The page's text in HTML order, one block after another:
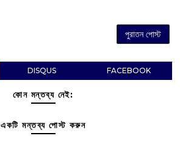
পুরাতন পোস্ট
DISQUS FACEBOOK
কোন মন্তব্য নেই:
একটি মন্তব্য পোস্ট করুন